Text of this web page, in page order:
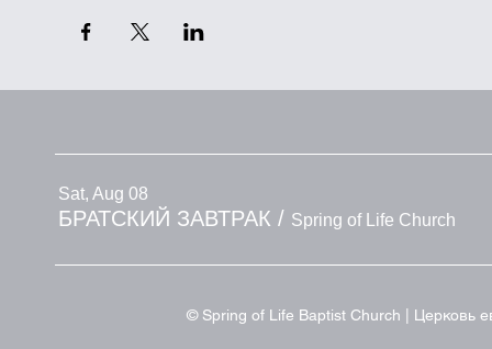
Sat, Aug 08
БРАТСКИЙ ЗАВТРАК / Spring of Life Church
© Spring of Life Baptist Church | Церковь